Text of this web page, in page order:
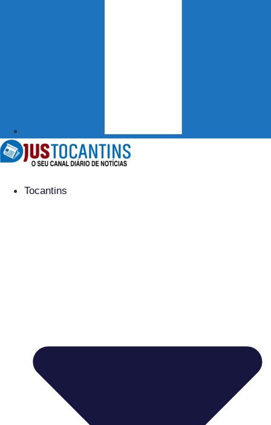
Tocantins